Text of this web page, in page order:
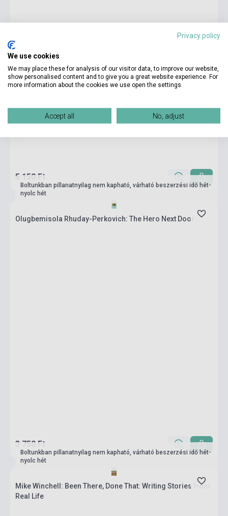
5 150 Ft
Boltunkban pillanatnyilag nem kapható, várható beszerzési idő hét-
nyolc hét
Olugbemisola Rhuday-Perkovich: The Hero Next Door
3 750 Ft
Boltunkban pillanatnyilag nem kapható, várható beszerzési idő hét-
nyolc hét
Mike Winchell: Been There, Done That: Writing Stories from
Real Life
Privacy policy
We use cookies
We may place these for analysis of our visitor data, to improve our website,
show personalised content and to give you a great website experience. For
more information about the cookies we use open the settings.
Accept all No, adjust